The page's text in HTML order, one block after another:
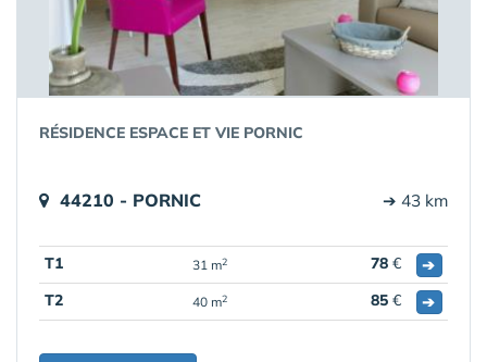
RÉSIDENCE ESPACE ET VIE PORNIC
44210 - PORNIC ➔ 43 km
T1 31 m2 78 €
➔
T2
40 m2 85 € ➔